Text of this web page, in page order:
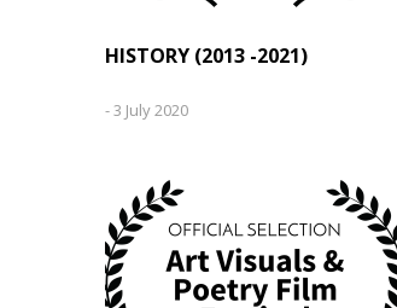
HISTORY (2013 -2021)
-3 July 2020